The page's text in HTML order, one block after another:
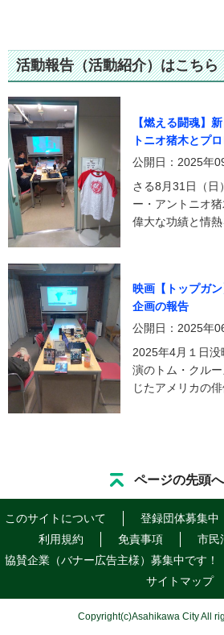
活動報告（活動紹介）はこちら
【燃える闘魂】
トニオ猪木とプ
公開日：2025年
さる8月31日（日
ー・アントニオ
偉大な功績と情熱
映画【トップガ
企画の報告
公開日：2025年
2025年4月１日没
演のトム・クル
じたアメリカの
ページの先頭
このサイトについて 登録団体募集中
利用規約
免責事項
市民
協賛企業（バナー広告主様）募集中です！
サイトマップ
Copyright(c)Asahikawa City All